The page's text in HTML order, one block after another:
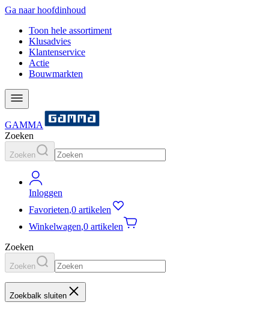
Ga naar hoofdinhoud
Toon hele assortiment
Klusadvies
Klantenservice
Actie
Bouwmarkten
GAMMA
Zoeken
Zoeken
Inloggen
Favorieten,0 artikelen
Winkelwagen,0 artikelen
Zoeken
Zoeken
Zoekbalk sluiten